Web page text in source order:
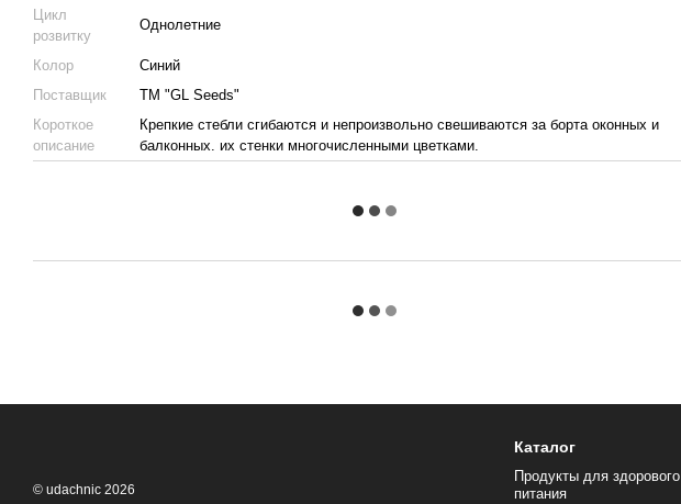
Цикл
розвитку
Однолетние
Колор
Синий
Поставщик
ТМ "GL Seeds"
Короткое
описание
Крепкие стебли сгибаются и непроизвольно свешиваются за борта оконных и
балконных. их стенки многочисленными цветками.
© udachnic 2026
Каталог
Продукты для здорового
питания